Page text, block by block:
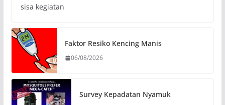
sisa kegiatan
Faktor Resiko Kencing Manis
06/08/2026
Survey Kepadatan Nyamuk